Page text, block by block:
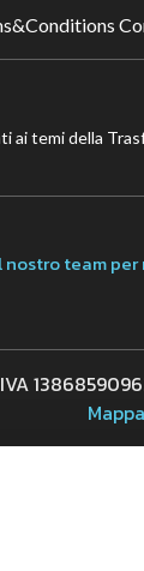
temi della
team